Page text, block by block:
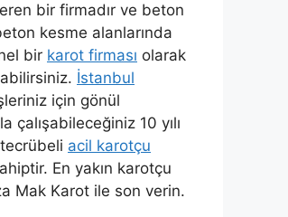
bir firmadır ve beton
kesme alanlarında
bir karot firması olarak
İstanbul
için gönül
çalışabileceğiniz 10 yılı
acil karotçu
En yakın karotçu
Mak Karot ile son verin.